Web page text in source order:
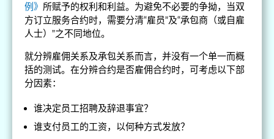
例》 所赋予的权利和利益。为避免不必要的争拗，当双
方订立服务合约时，需要分清“雇员”及“承包商（或自雇
人士）”之不同地位。
就分辨雇佣关系及承包关系而言，并没有一个单一而概
括的测试。在分辨合约是否雇佣合约时，可考虑以下部
分因素：
谁决定员工招聘及辞退事宜？
谁支付员工的工资，以何种方式发放？